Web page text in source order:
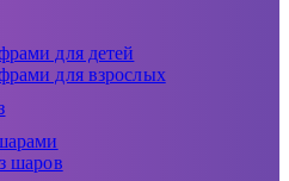
для детей
для взрослых
шаров